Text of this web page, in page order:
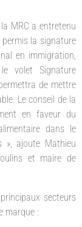
MRC a entretenu
la signature
en immigration,
volet Signature
de mettre
Le conseil de la
en faveur du
dans le
», ajoute Mathieu
et maire de
secteurs
marque :